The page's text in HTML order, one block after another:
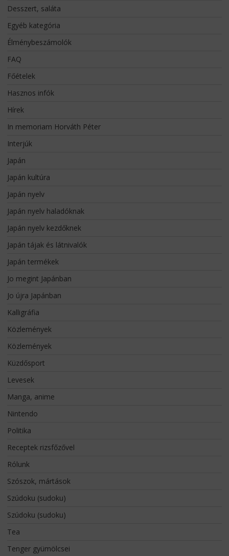
Desszert, saláta
Egyéb kategória
Élménybeszámolók
FAQ
Főételek
Hasznos infók
Hírek
In memoriam Horváth Péter
Interjúk
Japán
Japán kultúra
Japán nyelv
Japán nyelv haladóknak
Japán nyelv kezdőknek
Japán tájak és látnivalók
Japán termékek
Jo megint Japánban
Jo újra Japánban
Kalligráfia
Közlemények
Közlemények
Küzdősport
Levesek
Manga, anime
Nintendo
Politika
Receptek rizsfőzővel
Rólunk
Szószok, mártások
Szúdoku (sudoku)
Szúdoku (sudoku)
Tea
Tenger gyümölcsei